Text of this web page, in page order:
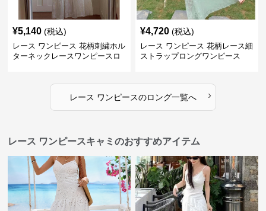
¥5,140 (税込)
レース ワンピース 花柄刺繍ホル
ターネックレースワンピースロ
¥4,720 (税込)
レース ワンピース 花柄レース細
ストラップロングワンピース
レース ワンピースのロング一覧へ ›
レース ワンピースキャミのおすすめアイテム